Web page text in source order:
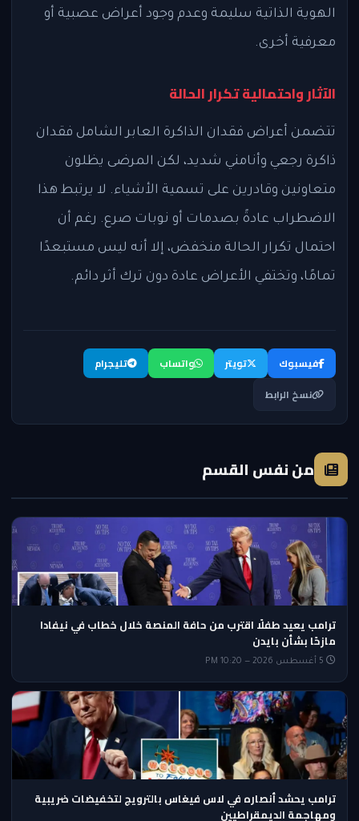
الهوية الذاتية سليمة وعدم وجود أعراض عصبية أو
معرفية أخرى.
الآثار واحتمالية تكرار الحالة
تتضمن أعراض فقدان الذاكرة العابر الشامل فقدان
ذاكرة رجعي وأنامني شديد، لكن المرضى يظلون
متعاونين وقادرين على تسمية الأشياء. لا يرتبط هذا
الاضطراب عادةً بصدمات أو نوبات صرع. رغم أن
احتمال تكرار الحالة منخفض، إلا أنه ليس مستبعدًا
تمامًا، وتختفي الأعراض عادة دون ترك أثر دائم.
فيسبوك تويتر واتساب
تليجرام
نسخ الرابط
من نفس القسم
ترامب يعيد طفلًا اقترب من حافة المنصة خلال خطاب في نيفادا
مازحًا بشأن بايدن
ترامب يحشد أنصاره في لاس فيغاس بالترويج لتخفيضات ضريبية
ومهاجمة الديمقراطيين